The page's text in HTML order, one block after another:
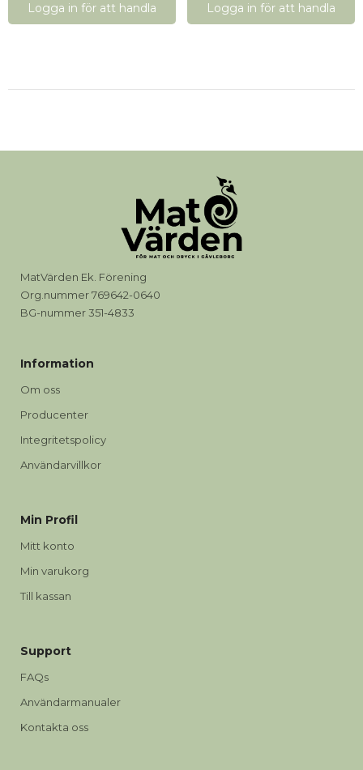
Logga in för att handla Logga in för att handla
MatVärden Ek. Förening
Org.nummer 769642-0640
BG-nummer 351-4833
Information
Om oss
Producenter
Integritetspolicy
Användarvillkor
Min Profil
Mitt konto
Min varukorg
Till kassan
Support
FAQs
Användarmanualer
Kontakta oss